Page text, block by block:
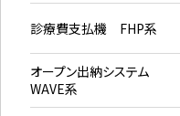
診療費支払機 FHP系
オープン出納システム
WAVE系